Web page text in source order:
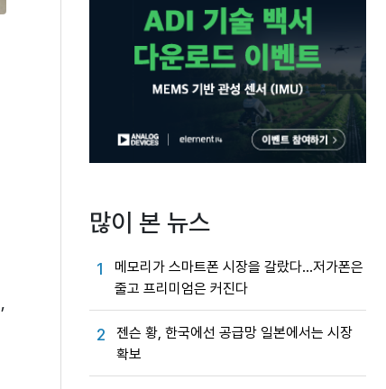
많이 본 뉴스
1
메모리가 스마트폰 시장을 갈랐다…저가폰은
줄고 프리미엄은 커진다
2
젠슨 황, 한국에선 공급망 일본에서는 시장
확보